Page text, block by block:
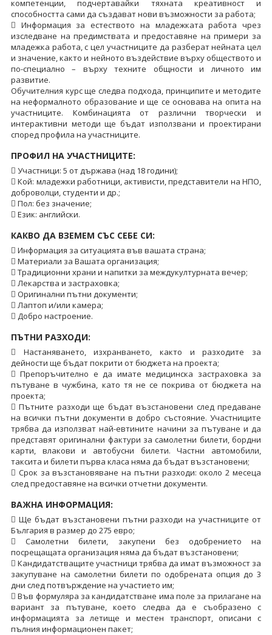
компетенции, подчертавайки тяхната креативност и
способността сами да създават нови възможности за работа;
 Информация за естеството на младежката работа чрез
изследване на предимствата и предоставяне на примери за
младежка работа, с цел участниците да разберат нейната цел
и значение, както и нейното въздействие върху обществото и
по-специално – върху техните общности и личното им
развитие.
Обучителния курс ще следва подхода, принципите и методите
на неформалното образование и ще се основава на опита на
участниците. Комбинацията от различни творчески и
интерактивни методи ще бъдат използвани и проектирани
според профила на участниците.
ПРОФИЛ НА УЧАСТНИЦИТЕ:
 Участници: 5 от държава (над 18 години);
 Кой: младежки работници, активисти, представители на НПО,
доброволци, студенти и др.;
 Пол: без значение;
 Език: английски.
КАКВО ДА ВЗЕМЕМ СЪС СЕБЕ СИ:
 Информация за ситуацията във вашата страна;
 Материали за Вашата организация;
 Традиционни храни и напитки за междукултурната вечер;
 Лекарства и застраховка;
 Оригинални пътни документи;
 Лаптоп и/или камера;
 Добро настроение.
ПЪТНИ РАЗХОДИ:
 Настаняването, изхранването, както и разходите за
дейности ще бъдат покрити от бюджета на проекта;
 Препоръчително е да имате медицинска застраховка за
пътуване в чужбина, като тя не се покрива от бюджета на
проекта;
 Пътните разходи ще бъдат възстановени след предаване
на всички пътни документи в добро състояние. Участниците
трябва да използват най-евтините начини за пътуване и да
представят оригинални фактури за самолетни билети, бордни
карти, влакови и автобусни билети. Частни автомобили,
таксита и билети първа класа няма да бъдат възстановени;
 Срок за възстановяване на пътни разходи: около 2 месеца
след предоставяне на всички отчетни документи.
ВАЖНА ИНФОРМАЦИЯ:
 Ще бъдат възстановени пътни разходи на участниците от
България в размер до 275 евро;
 Самолетни билети, закупени без одобрението на
посрещащата организация няма да бъдат възстановени;
 Кандидатстващите участници трябва да имат възможност за
закупуване на самолетни билети по одобрената опция до 3
дни след потвърждение на участието им;
 Във формуляра за кандидатстване има поле за прилагане на
вариант за пътуване, което следва да е съобразено с
информацията за летище и местен транспорт, описани с
пълния информационен пакет;